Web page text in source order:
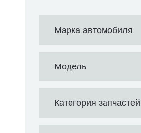
Марка автомобиля
Модель
Категория запчастей